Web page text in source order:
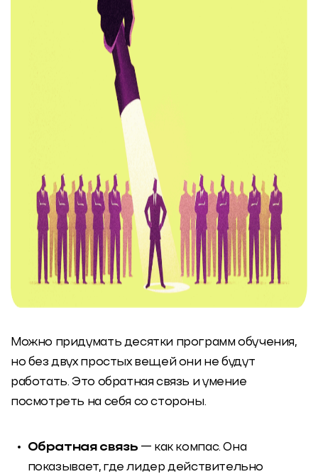
Можно придумать десятки программ обучения,
но без двух простых вещей они не будут
работать. Это обратная связь и умение
посмотреть на себя со стороны.
Обратная связь — как компас. Она
показывает, где лидер действительно